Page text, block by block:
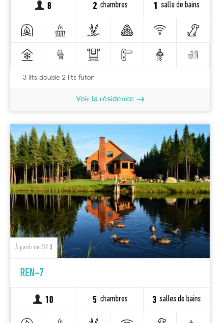
8 2 chambres 1 salle de bains
3 lits double 2 lits futon
Voir la résidence
À partir de 310 $
REN-7
10 5 chambres 3 salles de bains